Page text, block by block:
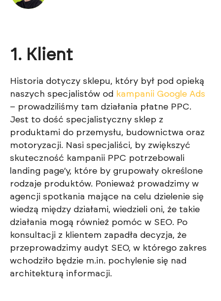
1. Klient
Historia dotyczy sklepu, który był pod opieką
naszych specjalistów od kampanii Google Ads
– prowadziliśmy tam działania płatne PPC.
Jest to dość specjalistyczny sklep z
produktami do przemysłu, budownictwa oraz
motoryzacji. Nasi specjaliści, by zwiększyć
skuteczność kampanii PPC potrzebowali
landing page’y, które by grupowały określone
rodzaje produktów. Ponieważ prowadzimy w
agencji spotkania mające na celu dzielenie się
wiedzą między działami, wiedzieli oni, że takie
działania mogą również pomóc w SEO. Po
konsultacji z klientem zapadła decyzja, że
przeprowadzimy audyt SEO, w którego zakres
wchodziło będzie m.in. pochylenie się nad
architekturą informacji.